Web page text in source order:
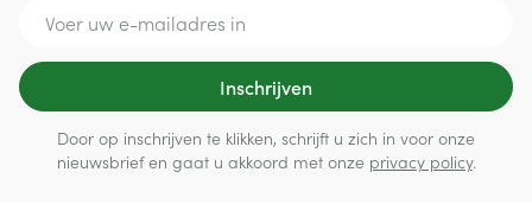
Inschrijven
Door op inschrijven te klikken, schrijft u zich in voor onze
nieuwsbrief en gaat u akkoord met onze privacy policy.